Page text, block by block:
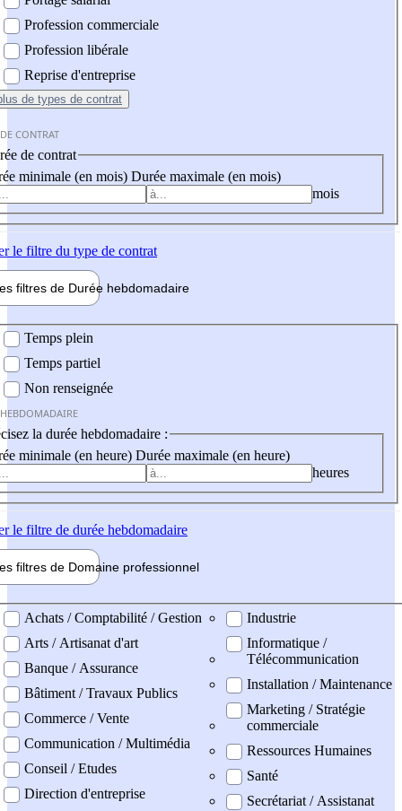
Profession commerciale
Profession libérale
Reprise d'entreprise
de types de contrat
CONTRAT
de contrat
minimale (en mois) Durée maximale (en mois)
mois
le filtre du type de contrat
filtres de Durée hebdomadaire
Temps plein
Temps partiel
Non renseignée
la durée hebdomadaire :
minimale (en heure) Durée maximale (en heure)
heures
le filtre de durée hebdomadaire
filtres de Domaine professionnel
professionel
Achats / Comptabilité / Gestion
Arts / Artisanat d'art
Banque / Assurance
Bâtiment / Travaux Publics
Commerce / Vente
Communication / Multimédia
Conseil / Etudes
Direction d'entreprise
Industrie
Informatique /
Télécommunication
Installation / Maintenance
Marketing / Stratégie
commerciale
Ressources Humaines
Santé
Secrétariat / Assistanat